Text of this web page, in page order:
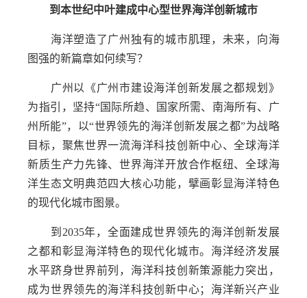
到本世纪中叶建成中心型世界海洋创新城市
海洋塑造了广州独有的城市肌理，未来，向海
图强的新篇章如何续写？
广州以《广州市建设海洋创新发展之都规划》
为指引，坚持“国际所趋、国家所需、南海所有、广
州所能”，以“世界领先的海洋创新发展之都”为战略
目标，聚焦世界一流海洋科技创新中心、全球海洋
新质生产力先锋、世界海洋开放合作枢纽、全球海
洋生态文明典范四大核心功能，擘画彰显海洋特色
的现代化城市图景。
到2035年，全面建成世界领先的海洋创新发展
之都和彰显海洋特色的现代化城市。海洋经济发展
水平跻身世界前列，海洋科技创新策源能力突出，
成为世界领先的海洋科技创新中心；海洋新兴产业